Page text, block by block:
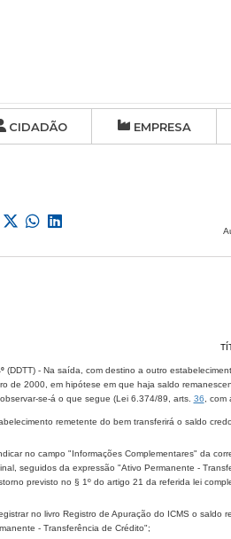
CIDADÃO EMPRESA
(DDTT) - Na saída, com destino a outro
de 2000, em hipótese em que haja saldo
se-á o que segue (Lei 6.374/89, arts. 36 ,
remetente do bem transferirá o saldo
no campo "Informações Complementares" da
seguidos da expressão "Ativo Permanente -
previsto no § 1º do artigo 21 da referida lei
no livro Registro de Apuração do ICMS o
- Transferência de Crédito";